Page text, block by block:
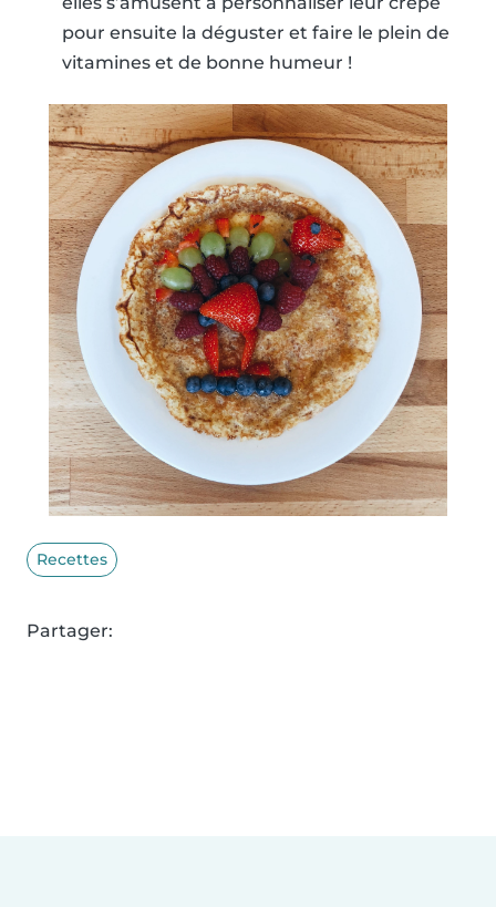
pour ensuite la déguster et faire le plein de
vitamines et de bonne humeur !
Recettes
Partager: